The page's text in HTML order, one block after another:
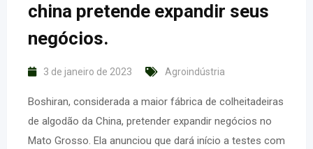
china pretende expandir seus
negócios.
3 de janeiro de 2023 Agroindústria
Boshiran, considerada a maior fábrica de colheitadeiras
de algodão da China, pretender expandir negócios no
Mato Grosso. Ela anunciou que dará início a testes com